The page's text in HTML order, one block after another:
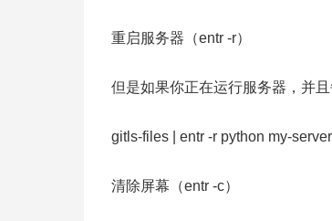
重启服务器（entr -r）
但是如果你正在运行服务器，并
gitls-files | entr -r python my-
清除屏幕（entr -c）